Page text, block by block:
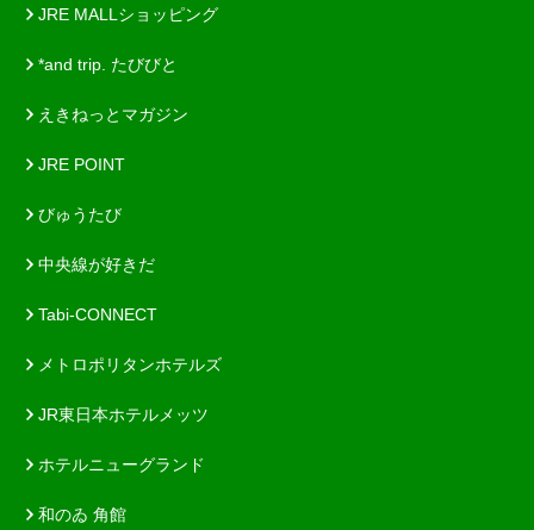
JRE MALLショッピング
*and trip. たびびと
えきねっとマガジン
JRE POINT
びゅうたび
中央線が好きだ
Tabi-CONNECT
メトロポリタンホテルズ
JR東日本ホテルメッツ
ホテルニューグランド
和のゐ 角館